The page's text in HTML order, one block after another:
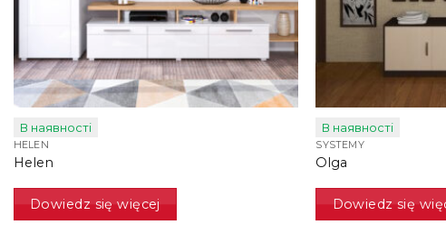
В наявності
HELEN
Helen
Dowiedz się więcej
В наявності
SYSTEMY
Olga
Dowiedz się